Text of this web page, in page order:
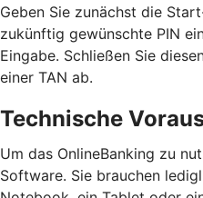
Geben Sie zunächst die
zukünftig gewünschte PIN
Eingabe. Schließen Sie
einer TAN ab.
Technische
Um das OnlineBanking zu
Software. Sie brauchen